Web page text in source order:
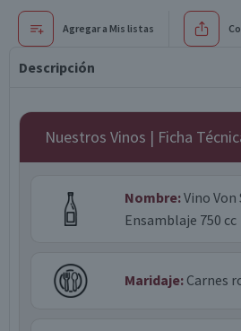
Agregar a Mis listas
Descripción
Nuestros Vinos | Ficha
Nombre:Vino
Ensamblaje 750 cc
Maridaje: Carnes